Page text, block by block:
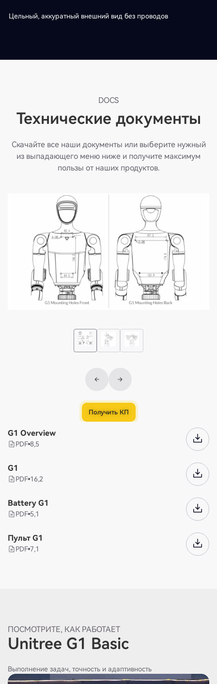
Цельный, аккуратный внешний вид без проводов
DOCS
Технические документы
Скачайте все наши документы или выберите нужный
из выпадающего меню ниже и получите максимум
пользы от наших продуктов.
Получить КП
G1 Overview
PDF 8,5
G1
PDF 16,2
Battery G1
PDF 5,1
Пульт G1
PDF 7,1
ПОСМОТРИТЕ, КАК РАБОТАЕТ
Unitree G1 Basic
Выполнение задач, точность и адаптивность